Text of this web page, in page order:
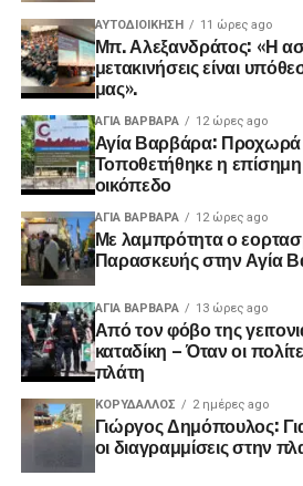
ΑΥΤΟΔΙΟΊΚΗΣΗ 11 ώρες ago
Μπ. Αλεξανδράτος: «Η
μετακινήσεις είναι
μας».
ΑΓΙΑ ΒΑΡΒΑΡΑ 12 ώρες ago
Αγία Βαρβάρα: Προχωρά
Τοποθετήθηκε η
οικόπεδο
ΑΓΙΑ ΒΑΡΒΑΡΑ 12 ώρες ago
Με λαμπρότητα ο
Παρασκευής στην Αγία
ΑΓΙΑ ΒΑΡΒΑΡΑ 13 ώρες ago
Από τον φόβο της
καταδίκη – Όταν οι
πλάτη
ΚΟΡΥΔΑΛΛΟΣ 2 ημέρες ago
Γιώργος Δημόπουλος:
οι διαγραμμίσεις στην